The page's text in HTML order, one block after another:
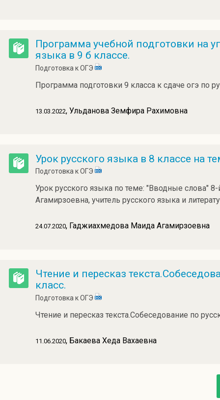
Программа учебной подготовки на
языка в 9 б классе.
Подготовка к ОГЭ
Программа подготовки 9 класса к сдаче огэ по
13.03.2022, Ульданова Земфира Рахимовна
Урок русского языка в 8 классе на
Подготовка к ОГЭ
Урок русского языка по теме: "Вводные слова"
Агамирзоевна, учитель русского языка и
24.07.2020, Гаджиахмедова Маида Агамирзоевна
Чтение и пересказ
класс.
Подготовка к ОГЭ
Чтение и пересказ текста.Собеседование по
11.06.2020, Бакаева Хеда Вахаевна